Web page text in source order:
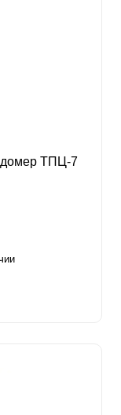
ТПЦ-7